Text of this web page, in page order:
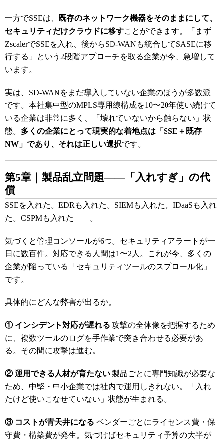
一方でSSEは、
既存のネットワーク機器をそのままにして、
セキュリティだけクラウドに移すことができます。「まず
ZscalerでSSEを入れ、後からSD-WANも統合してSASEに移
行する」という2段階アプローチを取る企業が今、急増して
います。
実は、SD-WANをまだ導入していない企業のほうが多数派
です。本社集中型のMPLS専用線構成を10〜20年使い続けて
いる企業は非常に多く、「壊れていないから触らない」状
態。 多くの企業にとって現実的な着地点は「SSE＋既存
NW」であり、それは正しい選択です。
第5章｜製品乱立問題――「入れすぎ」の代
償
SSEを入れた。EDRも入れた。SIEMも入れた。IDaaSも入れ
た。CSPMも入れた――。
気づくと管理コンソールが6つ。セキュリティアラートが一
日に数百件。対応できる人間は1〜2人。これが今、多くの
企業が陥っている「セキュリティツールのスプロール化」
です。
具体的にどんな弊害が出るか。
① インシデント対応が遅れる 攻撃の全体像を把握するため
に、複数ツールのログを手作業で突き合わせる必要があ
る。その間に攻撃は進む。
② 運用できる人材が育たない 製品ごとに専門知識が必要な
ため、中堅・中小企業では社内で運用しきれない。「入れ
たけど使いこなせていない」状態が生まれる。
③ コストが青天井になる ベンダーごとにライセンス費・保
守費・構築費が発生。気づけばセキュリティ予算の大半が